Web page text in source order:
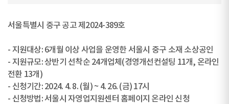
서울특별시 중구 공고 제2024-389호
- 지원대상: 6개월 이상 사업을 운영한 서울시 중구 소재 소상공인
- 지원규모: 상반기 선착순 24개업체(경영개선컨설팅 11개, 온라인
전환 13개)
- 신청기간: 2024. 4. 8. (월) ~ 4. 26. (금) 17시
- 신청방법: 서울시 자영업지원센터 홈페이지 온라인 신청